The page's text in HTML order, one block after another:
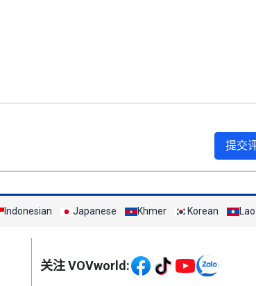
提交
Indonesian Japanese Khmer Korean Lao
Mạng xã hội
关注 VOVworld: